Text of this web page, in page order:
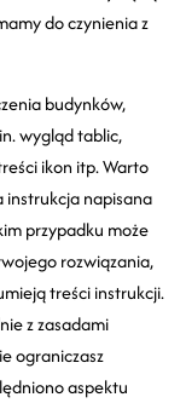
do czynienia z
budynków,
wygląd tablic,
ikon itp. Warto
instrukcja napisana
przypadku może
rozwiązania,
treści instrukcji.
z zasadami
ograniczasz
aspektu